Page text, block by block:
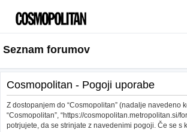
Seznam forumov
Cosmopolitan - Pogoji uporabe
Z dostopanjem do “Cosmopolitan” (nadalje navedeno
“Cosmopolitan”, “https://cosmopolitan.metropolitan.si/
potrjujete, da se strinjate z navedenimi pogoji. Če se s